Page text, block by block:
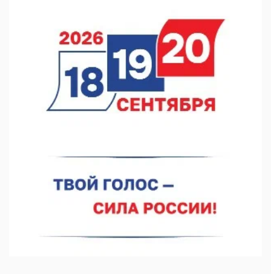
Нижегородские хирурги выполнили трансоральную
операцию на щитовидной железе
06.08.2026 15:03
Более 30 нижегородцев прошли обучение для соцконтракта
06.08.2026 14:46